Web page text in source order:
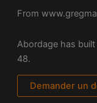
From
Abordage has
48.
Demander un